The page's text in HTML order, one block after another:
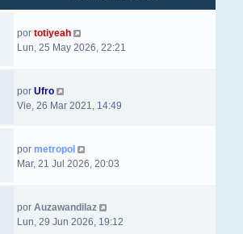
por totiyeah
Lun, 25 May 2026, 22:21
por Ufro
Vie, 26 Mar 2021, 14:49
por metropol
Mar, 21 Jul 2026, 20:03
por Auzawandilaz
Lun, 29 Jun 2026, 19:12